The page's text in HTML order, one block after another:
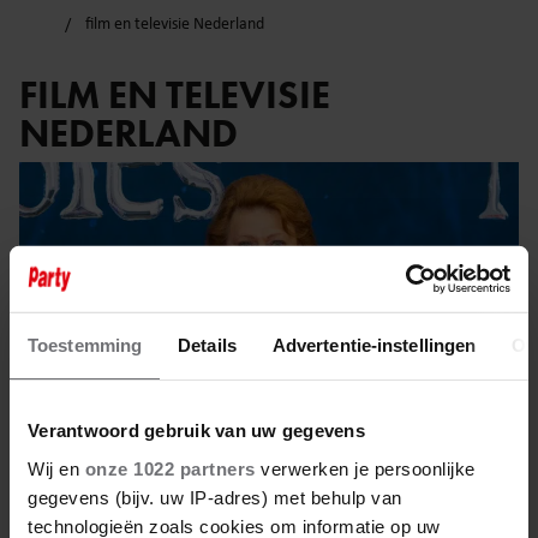
Toestemming Details Advertentie-instellingen
Verantwoord gebruik van uw gegevens
Wij en onze 1022 partners verwerken je persoonlijke
gegevens (bijv. uw IP-adres) met behulp van
technologieën zoals cookies om informatie op uw
film en televisie Nederland
FILM EN TELEVISIE
NEDERLAND